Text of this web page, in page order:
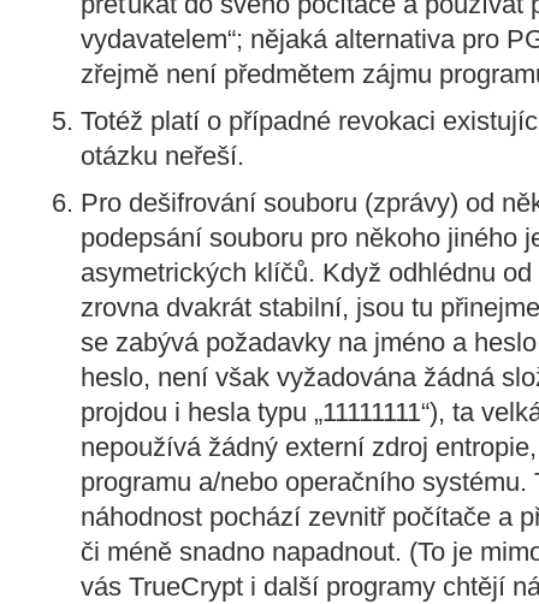
vydavatelem“; nějaká alternativa pro
zřejmě není předmětem zájmu
Totéž platí o případné revokaci
otázku neřeší.
Pro dešifrování souboru (zprávy) od
podepsání souboru pro někoho jiného
asymetrických klíčů. Když odhlédnu
zrovna dvakrát stabilní, jsou tu
se zabývá požadavky na jméno a
heslo, není však vyžadována žádná
projdou i hesla typu „11111111“), ta
nepoužívá žádný externí zdroj
programu a/nebo operačního systému.
náhodnost pochází zevnitř počítače a
či méně snadno napadnout. (To je
vás TrueCrypt i další programy chtějí